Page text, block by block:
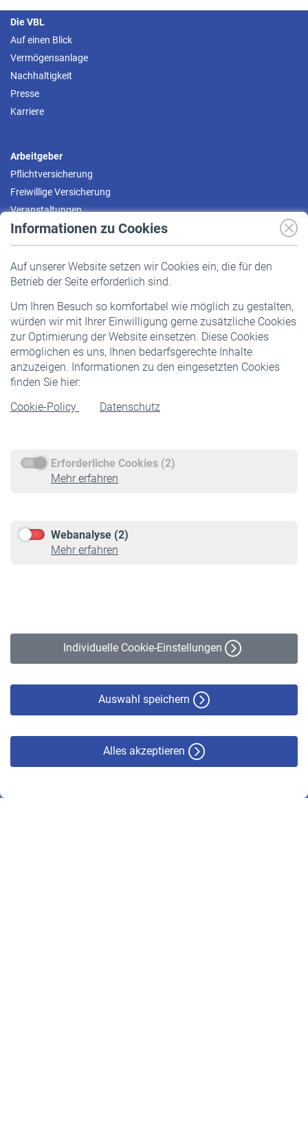
Informationen zu Cookies
Auf unserer Website setzen wir Cookies ein, die für den
Betrieb der Seite erforderlich sind.
Um Ihren Besuch so komfortabel wie möglich zu gestalten,
würden wir mit Ihrer Einwilligung gerne zusätzliche Cookies
zur Optimierung der Website einsetzen. Diese Cookies
ermöglichen es uns, Ihnen bedarfsgerechte Inhalte
anzuzeigen. Informationen zu den eingesetzten Cookies
finden Sie hier:
Cookie-Policy
Datenschutz
Erforderliche Cookies (2)
Mehr erfahren
Webanalyse (2)
Mehr erfahren
Individuelle Cookie-Einstellungen
Auswahl speichern
Alles akzeptieren
Die VBL
Auf einen Blick
Vermögensanlage
Nachhaltigkeit
Presse
Karriere
Arbeitgeber
Pflichtversicherung
Freiwillige Versicherung
Veranstaltungen
Pflichtversicherung
Staatliche Förderung
Veranstaltungen
Rentner
Rentenbeginn
Rente beantragen
Service
Informationen
Online-Rechner
VBLnewsletter
Erklärung zur Barrierefreiheit
© VBL 2026